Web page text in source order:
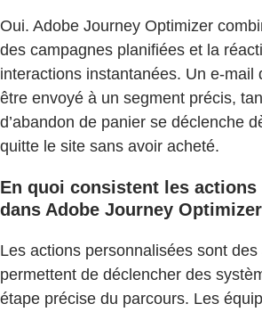
Oui. Adobe Journey Optimizer
des campagnes planifiées et la
interactions instantanées. Un e-mail
être envoyé à un segment précis,
d’abandon de panier se déclenche
quitte le site sans avoir acheté.
En quoi consistent les actions
dans Adobe Journey
Les actions personnalisées sont des
permettent de déclencher des
étape précise du parcours. Les